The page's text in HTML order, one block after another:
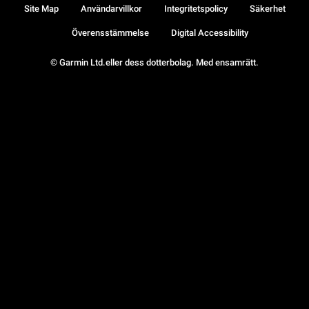
© Garmin Ltd.eller dess dotterbolag. Med ensamrätt.
Site Map Användarvillkor Integritetspolicy Säkerhet
Överensstämmelse Digital Accessibility